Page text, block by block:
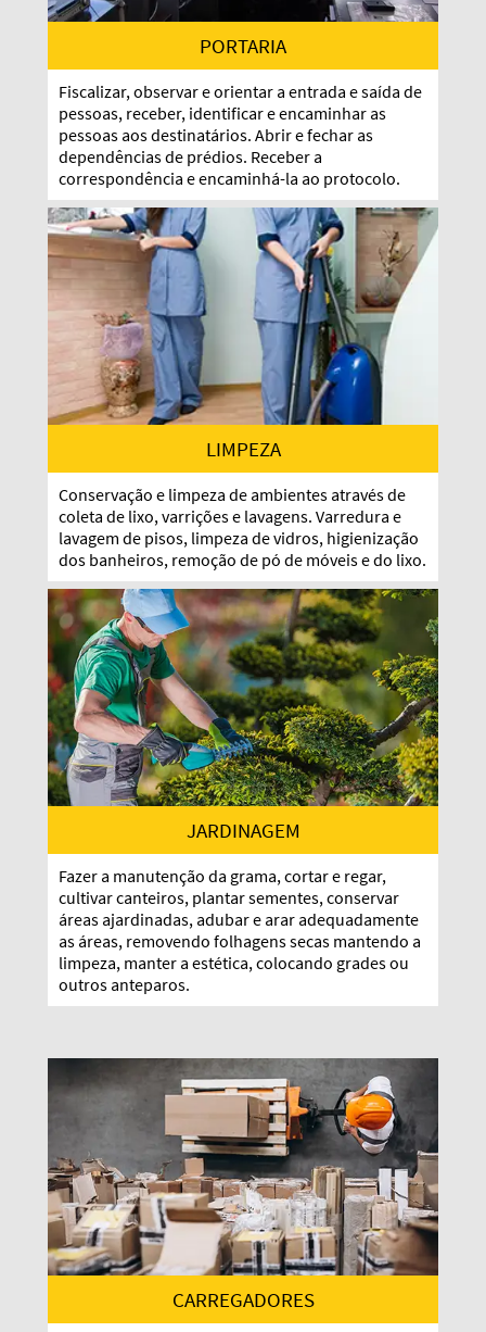
PORTARIA
Fiscalizar, observar e orientar a entrada e saída de
pessoas, receber, identificar e encaminhar as
pessoas aos destinatários. Abrir e fechar as
dependências de prédios. Receber a
correspondência e encaminhá-la ao protocolo.
LIMPEZA
Conservação e limpeza de ambientes através de
coleta de lixo, varrições e lavagens. Varredura e
lavagem de pisos, limpeza de vidros, higienização
dos banheiros, remoção de pó de móveis e do lixo.
JARDINAGEM
Fazer a manutenção da grama, cortar e regar,
cultivar canteiros, plantar sementes, conservar
áreas ajardinadas, adubar e arar adequadamente
as áreas, removendo folhagens secas mantendo a
limpeza, manter a estética, colocando grades ou
outros anteparos.
CARREGADORES